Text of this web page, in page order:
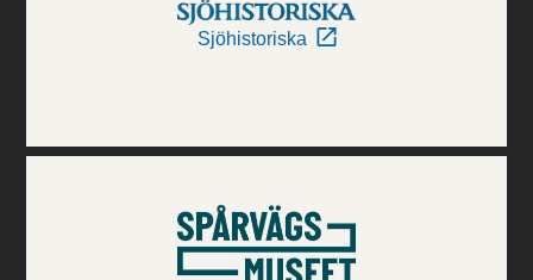
Sjöhistoriska